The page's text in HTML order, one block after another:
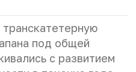
под общей
с развитием